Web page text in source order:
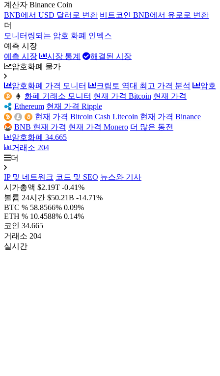
계산자 Binance Coin
BNB에서 USD 달러로 변환 비트코인 BNB에서 유로로 변환
더
모니터링되는 암호 화폐 인덱스
예측 시장
예측 시장
시장 통계
해결된 시장
암호화폐 물가
암호화폐 가격 모니터 크립토 역대 최고 가격 분석
암호
화폐 거래소 모니터 현재 가격 Bitcoin 현재 가격
Ethereum 현재 가격 Ripple
현재 가격 Bitcoin Cash Litecoin 현재 가격 Binance
BNB 현재 가격 현재 가격 Monero 더 많은 동전
암호화폐 34.665
거래소 204
더
IP 및 네트워크 코드 및 SEO 뉴스와 기사
시가총액 $2.19T -0.41%
볼륨 24시간 $50.21B -14.71%
BTC % 58.8566% 0.09%
ETH % 10.4588% 0.14%
코인 34.665
거래소 204
실시간